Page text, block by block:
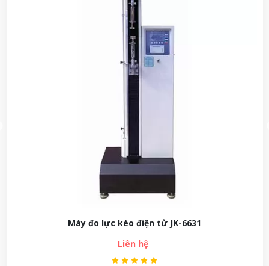
Máy đo lực kéo kiểu cột đơn JK-6622
Liên hệ